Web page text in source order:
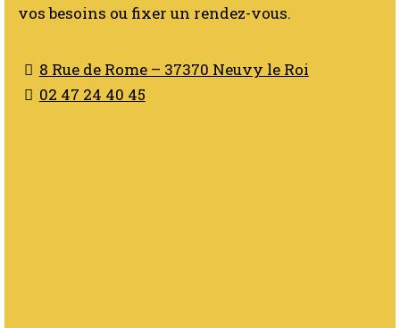
vos besoins ou fixer un rendez-vous.
8 Rue de Rome – 37370 Neuvy le Roi
02 47 24 40 45